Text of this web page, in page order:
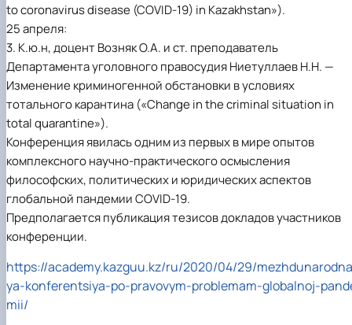
to coronavirus disease (COVID-19) in Kazakhstan»).
25 апреля:
3. К.ю.н, доцент Возняк О.А. и ст. преподаватель
Департамента уголовного правосудия Ниетуллаев Н.Н. —
Изменение криминогенной обстановки в условиях
тотального карантина («Change in the criminal situation in
total quarantine»).
Конференция явилась одним из первых в мире опытов
комплексного научно-практического осмысления
философских, политических и юридических аспектов
глобальной пандемии COVID-19.
Предполагается публикация тезисов докладов участников
конференции.
https://academy.kazguu.kz/ru/2020/04/29/mezhdunarodna
ya-konferentsiya-po-pravovym-problemam-globalnoj-
mii/